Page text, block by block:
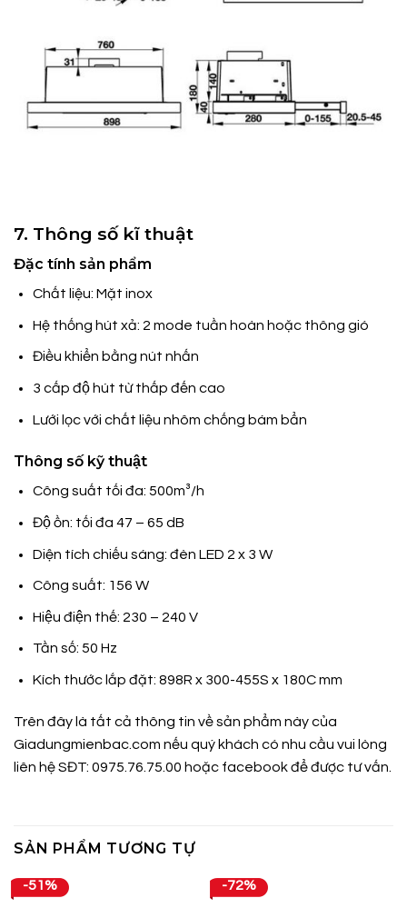
7. Thông số kĩ thuật
Đặc tính sản phẩm
Chất liệu: Mặt inox
Hệ thống hút xả: 2 mode tuần hoàn hoặc thông gió
Điều khiển bằng nút nhấn
3 cấp độ hút từ thấp đến cao
Lưới lọc với chất liệu nhôm chống bám bẩn
Thông số kỹ thuật
Công suất tối đa: 500m³/h
Độ ồn: tối đa 47 – 65 dB
Diện tích chiếu sáng: đèn LED 2 x 3 W
Công suất: 156 W
Hiệu điện thế: 230 – 240 V
Tần số: 50 Hz
Kích thước lắp đặt: 898R x 300-455S x 180C mm
Trên đây là tất cả thông tin về sản phẩm này của
Giadungmienbac.com nếu quý khách có nhu cầu vui lòng
liên hệ SĐT: 0975.76.75.00 hoặc facebookđể được tư vấn.
SẢN PHẨM TƯƠNG TỰ
-51% -72%